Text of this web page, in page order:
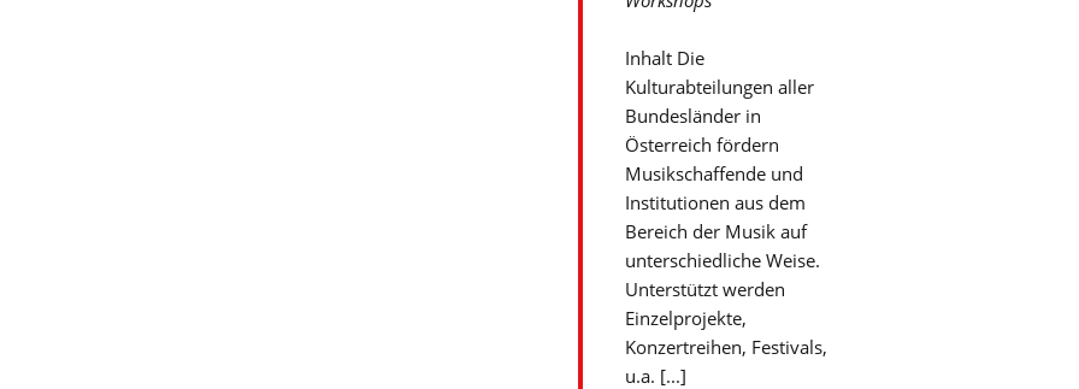
Inhalt Die
Kulturabteilungen aller
Bundesländer in
Österreich fördern
Musikschaffende und
Institutionen aus dem
Bereich der Musik auf
unterschiedliche Weise.
Unterstützt werden
Einzelprojekte,
Konzertreihen, Festivals,
u.a. [...]